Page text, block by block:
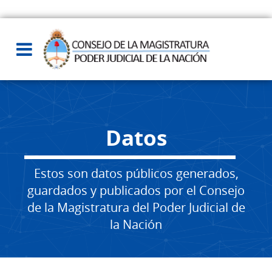
Datos
Estos son datos públicos generados,
guardados y publicados por el Consejo
de la Magistratura del Poder Judicial de
la Nación